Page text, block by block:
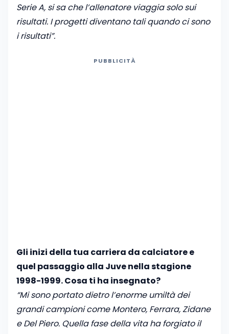
Serie A, si sa che l’allenatore viaggia solo sui
risultati. I progetti diventano tali quando ci sono
i risultati”.
PUBBLICITÀ
Gli inizi della tua carriera da calciatore e
quel passaggio alla Juve nella stagione
1998-1999. Cosa ti ha insegnato?
“Mi sono portato dietro l’enorme umiltà dei
grandi campioni come Montero, Ferrara, Zidane
e Del Piero. Quella fase della vita ha forgiato il